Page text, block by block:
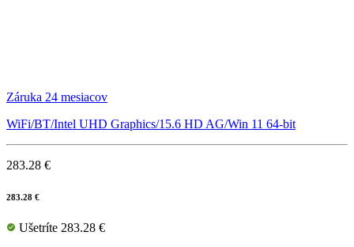
Záruka 24 mesiacov
WiFi/BT/Intel UHD Graphics/15.6 HD AG/Win 11 64-bit
283.28 €
283.28 €
Ušetríte 283.28 €